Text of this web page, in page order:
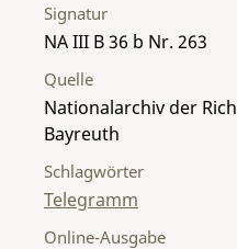
Signatur
NA III B 36 b Nr. 263
Quelle
Nationalarchiv der
Bayreuth
Schlagwörter
Telegramm
Online-Ausgabe